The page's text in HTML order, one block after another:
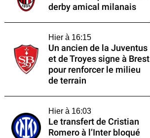
derby amical milanais
Hier à 16:15
Un ancien de la Juventus
et de Troyes signe à Brest
pour renforcer le milieu
de terrain
Hier à 16:03
Le transfert de Cristian
Romero à l’Inter bloqué